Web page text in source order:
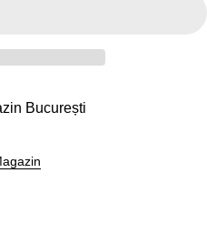
București